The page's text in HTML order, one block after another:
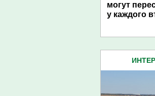
могут
у каждого